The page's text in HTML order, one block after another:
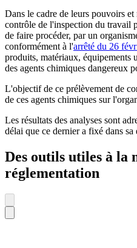
Dans le cadre de leurs pouvoirs
contrôle de l'inspection du travail
de faire procéder, par un
conformément à l'arrêté du 26
produits, matériaux, équipements
des agents chimiques dangereux
L'objectif de ce prélèvement de
de ces agents chimiques sur
Les résultats des analyses sont
délai que ce dernier a fixé dans sa
Des outils utiles à la
réglementation